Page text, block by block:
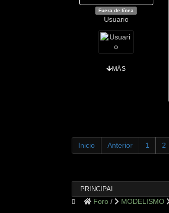
Fuera de línea
Usuario
MÁS
Inicio Anterior 1 2
Foro MODELISMO